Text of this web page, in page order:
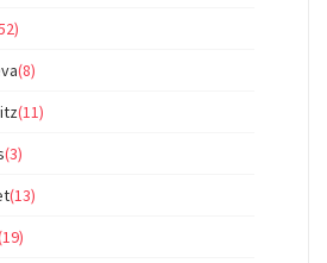
(8)
(11)
(3)
(13)